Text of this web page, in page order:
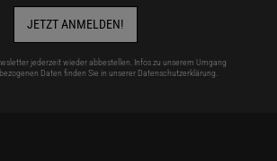
JETZT ANMELDEN!
jederzeit wieder abbestellen. Infos zu unserem Umgang
Daten finden Sie in unserer Datenschutzerklärung